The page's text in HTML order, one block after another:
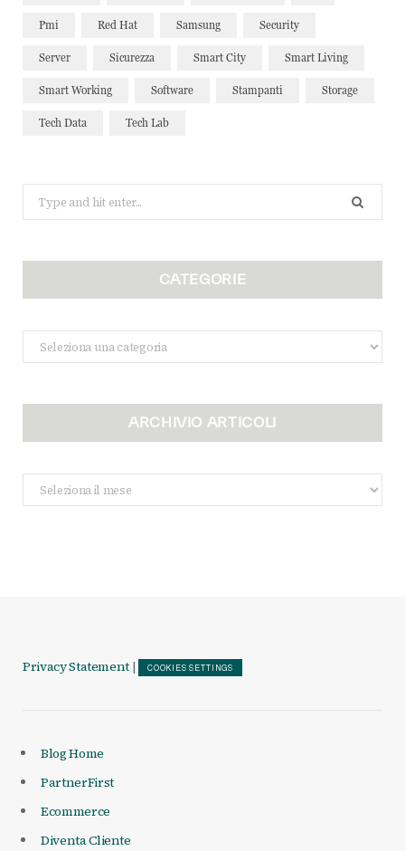
Pmi Red Hat Samsung Security
Server Sicurezza Smart City Smart Living
Smart Working Software Stampanti Storage
Tech Data Tech Lab
for:
CATEGORIE
Categorie
ARCHIVIO ARTICOLI
Archivio
Articoli
Privacy Statement | COOKIES SETTINGS
Blog Home
PartnerFirst
Ecommerce
Diventa Cliente